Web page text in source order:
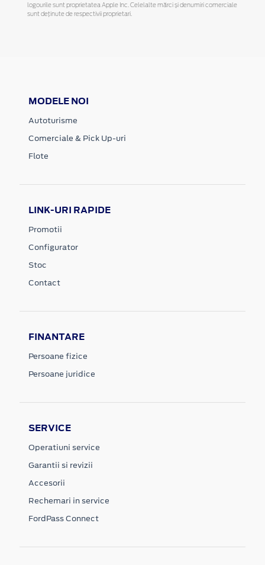
logourile sunt proprietatea Apple Inc. Celelalte mărci și denumiri comerciale
sunt deținute de respectivii proprietari.
MODELE NOI
Autoturisme
Comerciale & Pick Up-uri
Flote
LINK-URI RAPIDE
Promotii
Configurator
Stoc
Contact
FINANTARE
Persoane fizice
Persoane juridice
SERVICE
Operatiuni service
Garantii si revizii
Accesorii
Rechemari in service
FordPass Connect